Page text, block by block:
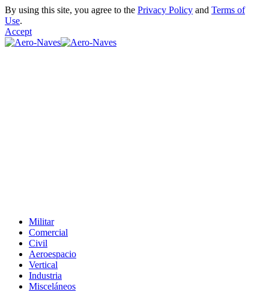
By using this site, you agree to the Privacy Policy and Terms of
Use.
Accept
Militar
Comercial
Civil
Aeroespacio
Vertical
Industria
Misceláneos